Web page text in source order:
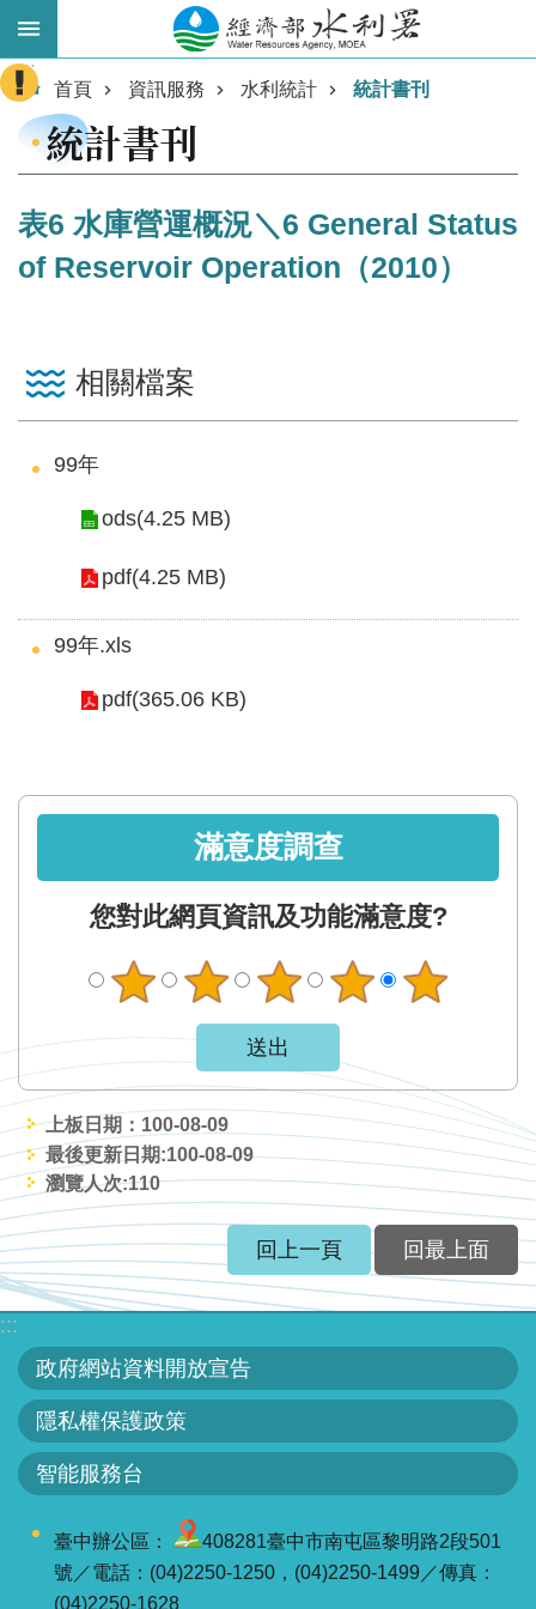
跳到主要內容區塊
進
階
搜
務
新
水
訊
息
便
訊
服
務
關
於
本
署
網
站
導
覽
回
頁
:::
首頁 資訊服務 水利統計 統計書刊
統計書刊
表6 水庫營運概況＼6 General Status
of Reservoir Operation（2010）
相關檔案
99年
ods(4.25 MB)
pdf(4.25 MB)
99年.xls
pdf(365.06 KB)
滿意度調查
您對此網頁資訊及功能滿意度?
上板日期：100-08-09
最後更新日期:100-08-09
瀏覽人次:110
回上一頁 回最上面
:::
政府網站資料開放宣告
隱私權保護政策
智能服務台
臺中辦公區：
408281臺中市南屯區黎明路2段501
號／電話：(04)2250-1250，(04)2250-1499／傳真：
(04)2250-1628